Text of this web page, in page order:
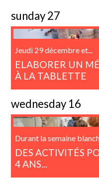
sunday 27
Jeudi 29 décembre et...
ELABORER UN
À LA TABLETTE
wednesday 16
Durant la semaine
DES ACTIVITÉS
4 ANS...